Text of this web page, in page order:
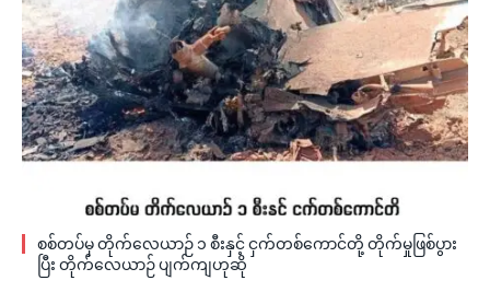
စစ်တပ်မှ တိုက်လေယာဉ် ၁ စီးနှင့် ငှက်တစ်ကောင်တို့ တိုက်မှုဖြစ်ပွား
ပြီး တိုက်လေယာဉ် ပျက်ကျဟုဆို